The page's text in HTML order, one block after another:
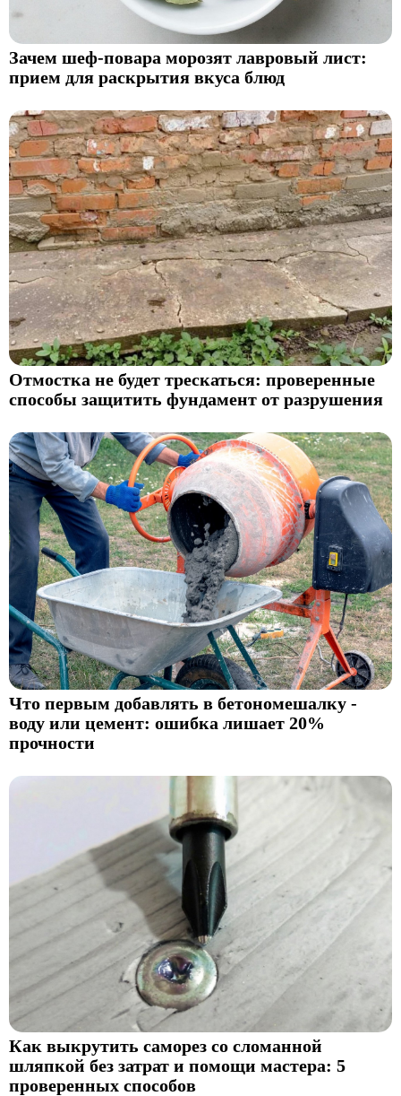
Зачем шеф-повара морозят лавровый лист:
прием для раскрытия вкуса блюд
Отмостка не будет трескаться: проверенные
способы защитить фундамент от разрушения
Что первым добавлять в бетономешалку -
воду или цемент: ошибка лишает 20%
прочности
Как выкрутить саморез со сломанной
шляпкой без затрат и помощи мастера: 5
проверенных способов